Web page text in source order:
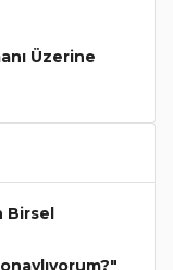
Üzerine
Birsel